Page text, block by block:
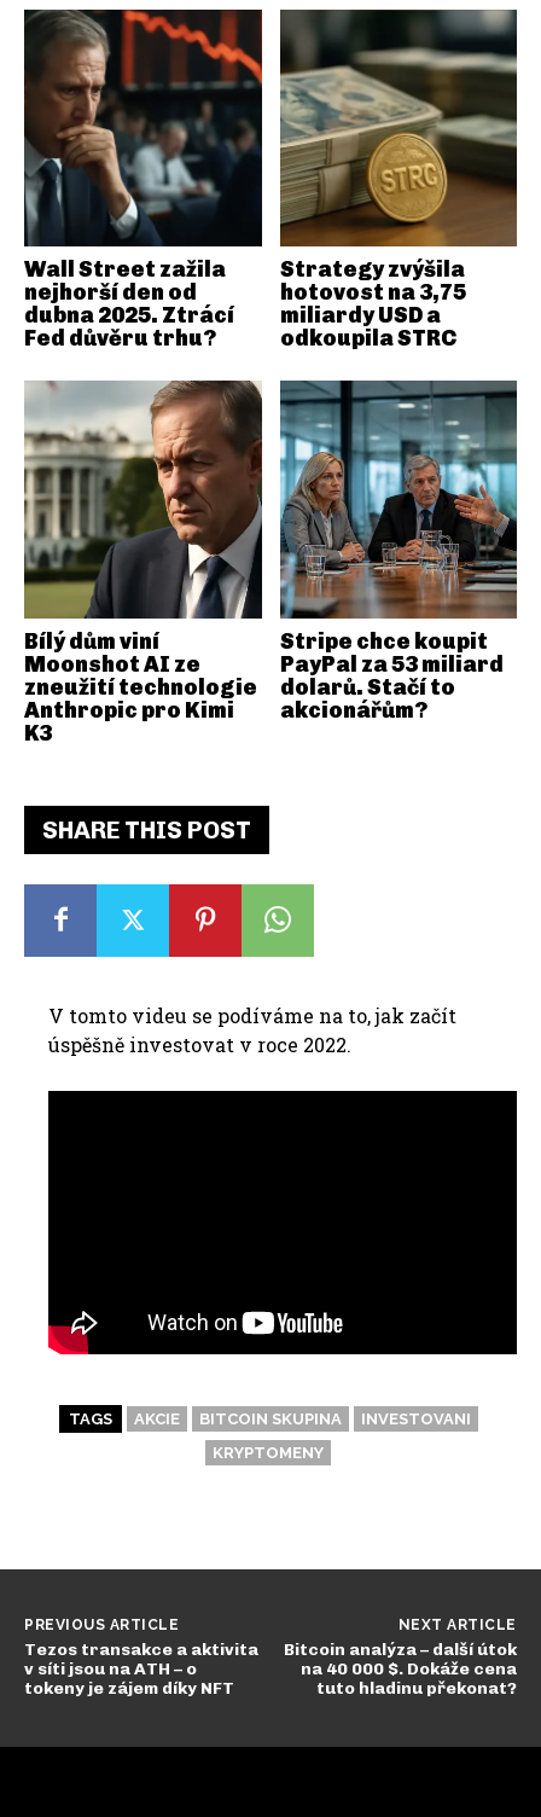
SHARE THIS POST
V tomto videu se podíváme na to, jak začít
úspěšně investovat v roce 2022.
TAGS AKCIE BITCOIN SKUPINA
INVESTOVANI
KRYPTOMENY
Wall Street zažila
nejhorší den od
dubna 2025. Ztrácí
Fed důvěru trhu?
Strategy zvýšila
hotovost na 3,75
miliardy USD a
odkoupila STRC
Bílý dům viní
Moonshot AI ze
zneužití technologie
Anthropic pro Kimi
K3
Stripe chce koupit
PayPal za 53 miliard
dolarů. Stačí to
akcionářům?
PREVIOUS ARTICLE
Tezos transakce a aktivita
v síti jsou na ATH – o
tokeny je zájem díky NFT
NEXT ARTICLE
Bitcoin analýza – další útok
na 40 000 $. Dokáže cena
tuto hladinu překonat?